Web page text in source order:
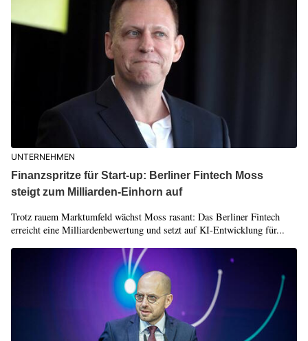
UNTERNEHMEN
Finanzspritze für Start-up: Berliner Fintech Moss
steigt zum Milliarden-Einhorn auf
Trotz rauem Marktumfeld wächst Moss rasant: Das Berliner Fintech
erreicht eine Milliardenbewertung und setzt auf KI-Entwicklung für...